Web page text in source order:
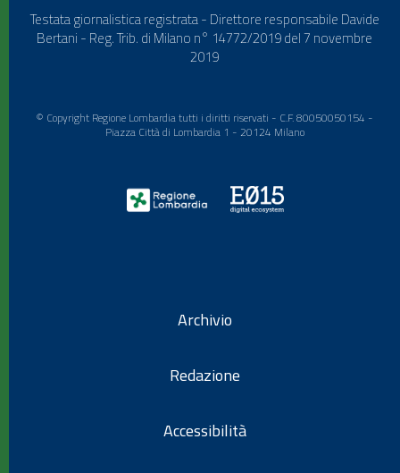
Testata giornalistica registrata - Direttore responsabile Davide
Bertani - Reg. Trib. di Milano n° 14772/2019 del 7 novembre
2019
© Copyright Regione Lombardia tutti i diritti riservati - C.F. 80050050154 -
Piazza Città di Lombardia 1 - 20124 Milano
Archivio
Redazione
Accessibilità